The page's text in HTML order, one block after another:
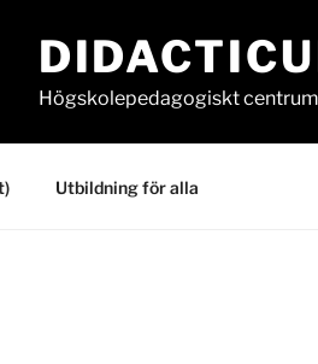
Högskolepedagogiskt centrum
Utbildning för alla